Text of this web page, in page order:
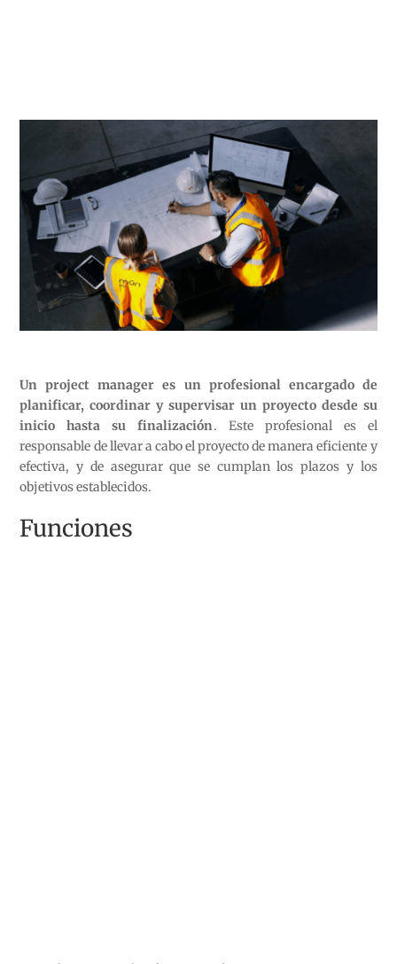
Un project manager es un profesional encargado de
planificar, coordinar y supervisar un proyecto desde su
inicio hasta su finalización. Este profesional es el
responsable de llevar a cabo el proyecto de manera eficiente y
efectiva, y de asegurar que se cumplan los plazos y los
objetivos establecidos.
Funciones